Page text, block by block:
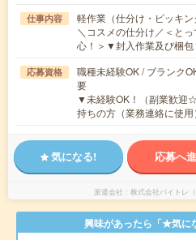
仕事内容
軽作業（仕分け・ピッキン
＼コスメの仕分け／＜と
心！＞▼封入作業及び梱
応募資格
職種未経験OK / ブランク
要
▼未経験OK！（副業歓
持ちの方（業務連絡に使
気になる! 応募へ
派遣会社 株式会社バイトレ
興味があったら「★気に